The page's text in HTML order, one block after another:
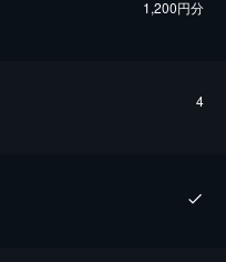
1,200円分
4